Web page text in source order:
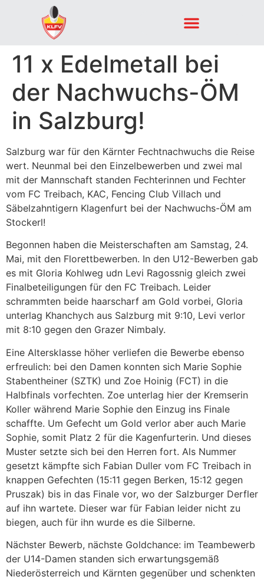
11 x Edelmetall bei
der Nachwuchs-ÖM
in Salzburg!
Salzburg war für den Kärnter Fechtnachwuchs die Reise
wert. Neunmal bei den Einzelbewerben und zwei mal
mit der Mannschaft standen Fechterinnen und Fechter
vom FC Treibach, KAC, Fencing Club Villach und
Säbelzahntigern Klagenfurt bei der Nachwuchs-ÖM am
Stockerl!
Begonnen haben die Meisterschaften am Samstag, 24.
Mai, mit den Florettbewerben. In den U12-Bewerben gab
es mit Gloria Kohlweg udn Levi Ragossnig gleich zwei
Finalbeteiligungen für den FC Treibach. Leider
schrammten beide haarscharf am Gold vorbei, Gloria
unterlag Khanchych aus Salzburg mit 9:10, Levi verlor
mit 8:10 gegen den Grazer Nimbaly.
Eine Altersklasse höher verliefen die Bewerbe ebenso
erfreulich: bei den Damen konnten sich Marie Sophie
Stabentheiner (SZTK) und Zoe Hoinig (FCT) in die
Halbfinals vorfechten. Zoe unterlag hier der Kremserin
Koller während Marie Sophie den Einzug ins Finale
schaffte. Um Gefecht um Gold verlor aber auch Marie
Sophie, somit Platz 2 für die Kagenfurterin. Und dieses
Muster setzte sich bei den Herren fort. Als Nummer
gesetzt kämpfte sich Fabian Duller vom FC Treibach in
knappen Gefechten (15:11 gegen Berken, 15:12 gegen
Pruszak) bis in das Finale vor, wo der Salzburger Derfler
auf ihn wartete. Dieser war für Fabian leider nicht zu
biegen, auch für ihn wurde es die Silberne.
Nächster Bewerb, nächste Goldchance: im Teambewerb
der U14-Damen standen sich erwartungsgemäß
Niederösterreich und Kärnten gegenüber und schenkten